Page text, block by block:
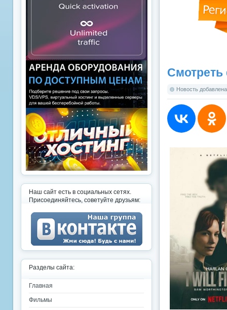
Смотреть
Новость
Наш сайт есть в социальных сетях.
Присоединяйтесь, советуйте друзьям:
Разделы сайта:
Главная
Фильмы